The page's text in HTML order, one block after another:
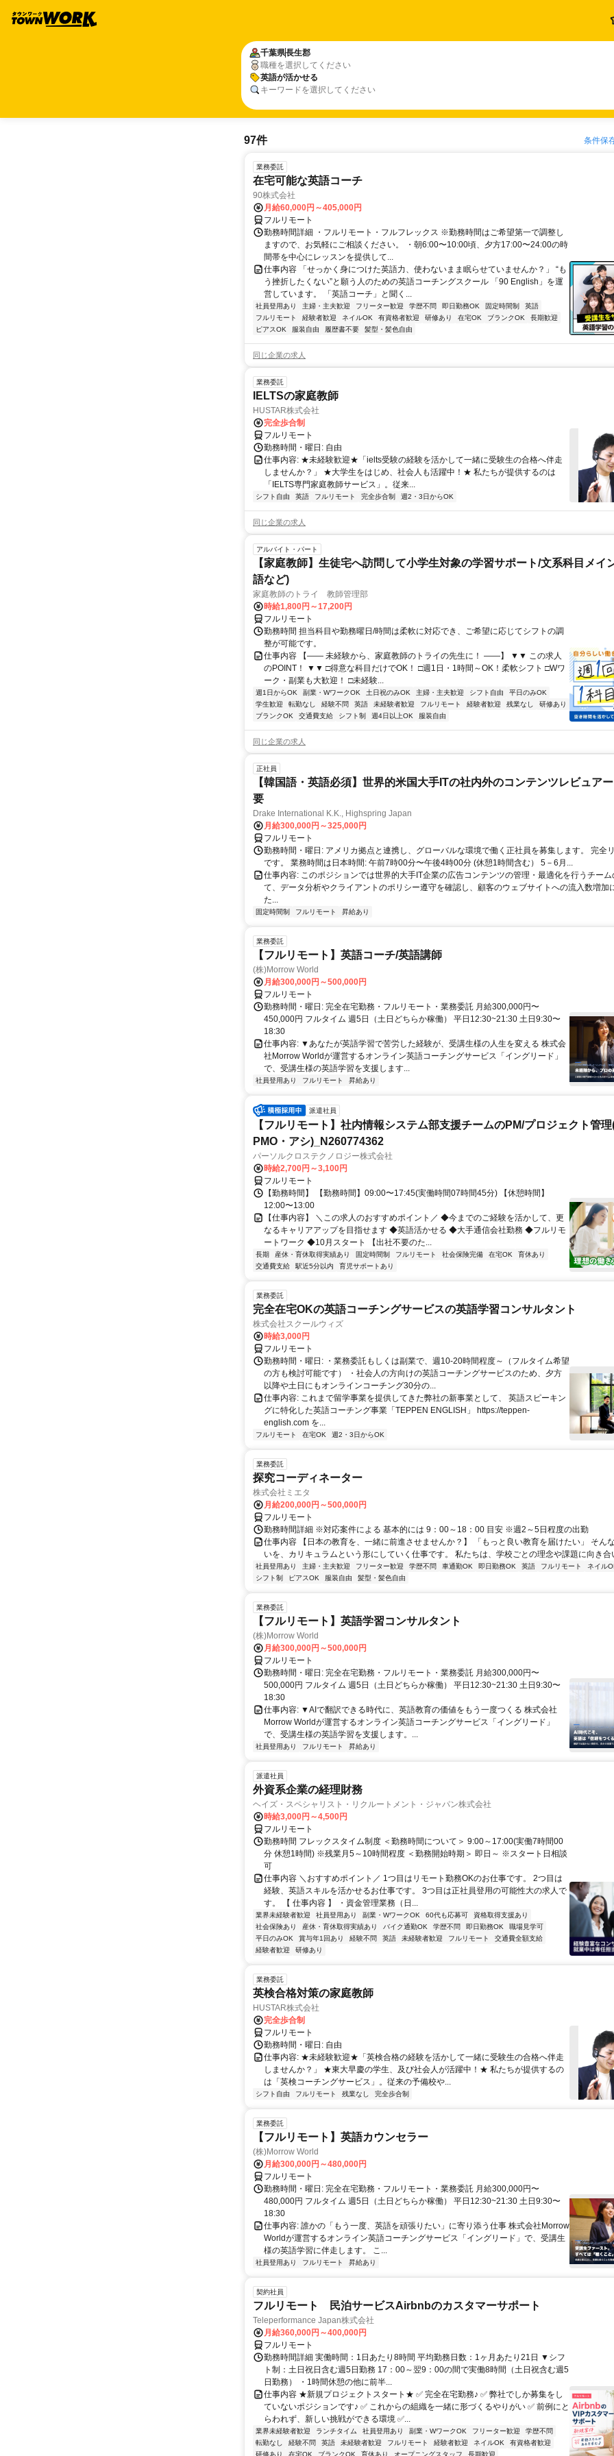
千葉県長生郡
職種を選択してください
英語が活かせる
キーワードを選択してください
97件 条件保
業務委託
在宅可能な英語コーチ
90株式会社
月給60,000円～405,000円
フルリモート
勤務時間詳細 ・フルリモート・フルフレックス ※勤務時間はご希望第一で調整し
ますので、お気軽にご相談ください。 ・朝6:00〜10:00頃、夕方17:00〜24:00の時
間帯を中心にレッスンを提供して...
仕事内容 「せっかく身につけた英語力、使わないまま眠らせていませんか？」 “も
う挫折したくない”と願う人のための英語コーチングスクール 「90 English」を運
営しています。 「英語コーチ」と聞く...
社員登用あり 主婦・主夫歓迎 フリーター歓迎 学歴不問 即日勤務OK 固定時間制
英語
フルリモート
経験者歓迎 ネイルOK 有資格者歓迎 研修あり 在宅OK ブランクOK
長期歓迎
ピアスOK
服装自由 履歴書不要 髪型・髪色自由
同じ企業の求人
業務委託
IELTSの家庭教師
HUSTAR株式会社
完全歩合制
フルリモート
勤務時間・曜日: 自由
仕事内容: ★未経験歓迎★「ielts受験の経験を活かして一緒に受験生の合格へ伴走
しませんか？」 ★大学生をはじめ、社会人も活躍中！★ 私たちが提供するのは
「IELTS専門家庭教師サービス」。従来...
シフト自由 英語 フルリモート 完全歩合制 週2・3日からOK
同じ企業の求人
アルバイト・パート
【家庭教師】生徒宅へ訪問して小学生対象の学習サポート/文系科目メイ
語など)
家庭教師のトライ 教師管理部
時給1,800円～17,200円
フルリモート
勤務時間 担当科目や勤務曜日/時間は柔軟に対応でき、ご希望に応じてシフトの調
整が可能です。
仕事内容 【―― 未経験から、家庭教師のトライの先生に！ ――】 ▼▼ この求人
のPOINT！ ▼▼ □得意な科目だけでOK！ □週1日・1時間～OK！柔軟シフト □Wワ
ーク・副業も大歓迎！ □未経験...
週1日からOK 副業・WワークOK 土日祝のみOK 主婦・主夫歓迎 シフト自由
平日のみOK
学生歓迎
転勤なし 経験不問 英語 未経験者歓迎 フルリモート 経験者歓迎 残業なし
研修あり
ブランクOK
交通費支給 シフト制 週4日以上OK 服装自由
同じ企業の求人
正社員
【韓国語・英語必須】世界的米国大手ITの社内外のコンテンツレビュア
要
Drake International K.K., Highspring Japan
月給300,000円～325,000円
フルリモート
勤務時間・曜日: アメリカ拠点と連携し、グローバルな環境で働く正社員を募集します。 完全
です。 業務時間は日本時間: 午前7時00分〜午後4時00分 (休憩1時間含む） 5－6月...
仕事内容: このポジションでは世界的大手IT企業の広告コンテンツの管理・最適化を行うチー
て、データ分析やクライアントのポリシー遵守を確認し、顧客のウェブサイトへの流入数増加
た...
固定時間制 フルリモート 昇給あり
業務委託
【フルリモート】英語コーチ/英語講師
(株)Morrow World
月給300,000円～500,000円
フルリモート
勤務時間・曜日: 完全在宅勤務・フルリモート・業務委託 月給300,000円〜
450,000円 フルタイム 週5日（土日どちらか稼働） 平日12:30~21:30 土日9:30〜
18:30
仕事内容: ▼あなたが英語学習で苦労した経験が、受講生様の人生を変える 株式会
社Morrow Worldが運営するオンライン英語コーチングサービス「イングリード」
で、受講生様の英語学習を支援します...
社員登用あり フルリモート 昇給あり
派遣社員
【フルリモート】社内情報システム部支援チームのPM/プロジェクト管
PMO・アシ)_N260774362
パーソルクロステクノロジー株式会社
時給2,700円～3,100円
フルリモート
【勤務時間】 【勤務時間】09:00〜17:45(実働時間07時間45分) 【休憩時間】
12:00〜13:00
【仕事内容】 ＼この求人のおすすめポイント／ ◆今までのご経験を活かして、更
なるキャリアアップを目指せます ◆英語活かせる ◆大手通信会社勤務 ◆フルリモ
ートワーク ◆10月スタート 【出社不要のた...
長期 産休・育休取得実績あり 固定時間制 フルリモート 社会保険完備 在宅OK
育休あり
交通費支給
駅近5分以内 育児サポートあり
業務委託
完全在宅OKの英語コーチングサービスの英語学習コンサルタント
株式会社スクールウィズ
時給3,000円
フルリモート
勤務時間・曜日: ・業務委託もしくは副業で、週10-20時間程度～（フルタイム希望
の方も検討可能です） ・社会人の方向けの英語コーチングサービスのため、夕方
以降や土日にもオンラインコーチング30分の...
仕事内容: これまで留学事業を提供してきた弊社の新事業として、 英語スピーキン
グに特化した英語コーチング事業「TEPPEN ENGLISH」 https://teppen-
english.com を...
フルリモート 在宅OK 週2・3日からOK
業務委託
探究コーディネーター
株式会社ミエタ
月給200,000円～500,000円
フルリモート
勤務時間詳細 ※対応案件による 基本的には 9：00～18：00 目安 ※週2～5日程度の出勤
仕事内容 【日本の教育を、一緒に前進させませんか？】 「もっと良い教育を届けたい」 そん
いを、カリキュラムという形にしていく仕事です。 私たちは、学校ごとの理念や課題に向き合
社員登用あり 主婦・主夫歓迎 フリーター歓迎 学歴不問 車通勤OK 即日勤務OK 英語 フルリモート
ネイル
シフト制
ピアスOK 服装自由 髪型・髪色自由
業務委託
【フルリモート】英語学習コンサルタント
(株)Morrow World
月給300,000円～500,000円
フルリモート
勤務時間・曜日: 完全在宅勤務・フルリモート・業務委託 月給300,000円〜
500,000円 フルタイム 週5日（土日どちらか稼働） 平日12:30~21:30 土日9:30〜
18:30
仕事内容: ▼AIで翻訳できる時代に、英語教育の価値をもう一度つくる 株式会社
Morrow Worldが運営するオンライン英語コーチングサービス「イングリード」
で、受講生様の英語学習を支援します。...
社員登用あり フルリモート 昇給あり
派遣社員
外資系企業の経理財務
ヘイズ・スペシャリスト・リクルートメント・ジャパン株式会社
時給3,000円～4,500円
フルリモート
勤務時間 フレックスタイム制度 ＜勤務時間について＞ 9:00～17:00(実働7時間00
分 休憩1時間) ※残業月5～10時間程度 ＜勤務開始時期＞ 即日～ ※スタート日相談
可
仕事内容 ＼おすすめポイント／ 1つ目はリモート勤務OKのお仕事です。 2つ目は
経験、英語スキルを活かせるお仕事です。 3つ目は正社員登用の可能性大の求人で
す。 【 仕事内容 】 ・資金管理業務（日...
業界未経験者歓迎 社員登用あり 副業・WワークOK 60代も応募可
資格取得支援あり
社会保険あり
産休・育休取得実績あり バイク通勤OK 学歴不問 即日勤務OK
職場見学可
平日のみOK
賞与年1回あり 経験不問 英語 未経験者歓迎 フルリモート
交通費全額支給
経験者歓迎
研修あり
業務委託
英検合格対策の家庭教師
HUSTAR株式会社
完全歩合制
フルリモート
勤務時間・曜日: 自由
仕事内容: ★未経験歓迎★「英検合格の経験を活かして一緒に受験生の合格へ伴走
しませんか？」 ★東大早慶の学生、及び社会人が活躍中！★ 私たちが提供するの
は「英検コーチングサービス」。従来の予備校や...
シフト自由 フルリモート 残業なし 完全歩合制
業務委託
【フルリモート】英語カウンセラー
(株)Morrow World
月給300,000円～480,000円
フルリモート
勤務時間・曜日: 完全在宅勤務・フルリモート・業務委託 月給300,000円〜
480,000円 フルタイム 週5日（土日どちらか稼働） 平日12:30~21:30 土日9:30〜
18:30
仕事内容: 誰かの「もう一度、英語を頑張りたい」に寄り添う仕事 株式会社Morrow
Worldが運営するオンライン英語コーチングサービス「イングリード」で、受講生
様の英語学習に伴走します。 こ...
社員登用あり フルリモート 昇給あり
契約社員
フルリモート 民泊サービスAirbnbのカスタマーサポート
Teleperformance Japan株式会社
月給360,000円～400,000円
フルリモート
勤務時間詳細 実働時間：1日あたり8時間 平均勤務日数：1ヶ月あたり21日 ▼シフ
ト制：土日祝日含む週5日勤務 17：00～翌9：00の間で実働8時間（土日祝含む週5
日勤務） ・1時間休憩の他に前半...
仕事内容 ★新規プロジェクトスタート★ ✅ 完全在宅勤務♪ ✅ 弊社でしか募集をし
ていないポジションです♪ ✅ これからの組織を一緒に形づくるやりがい ✅ 前例にと
らわれず、新しい挑戦ができる環境 ✅...
業界未経験者歓迎 ランチタイム 社員登用あり 副業・WワークOK フリーター歓迎
学歴不問
転勤なし
経験不問 英語 未経験者歓迎 フルリモート 経験者歓迎 ネイルOK
有資格者歓迎
研修あり
在宅OK ブランクOK 育休あり オープニングスタッフ 長期歓迎